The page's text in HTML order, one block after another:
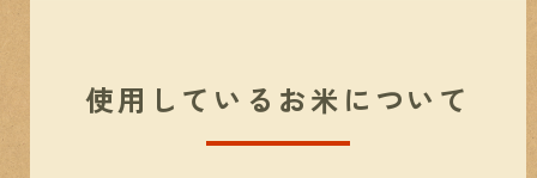
使用しているお米について